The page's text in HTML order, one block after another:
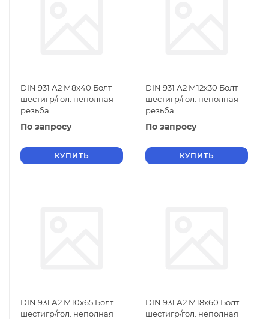
DIN 931 А2 М8х40 Болт
шестигр/гол. неполная
резьба
По запросу
КУПИТЬ
DIN 931 А2 М12х30 Болт
шестигр/гол. неполная
резьба
По запросу
КУПИТЬ
DIN 931 А2 М10х65 Болт
шестигр/гол. неполная
DIN 931 А2 М18х60 Болт
шестигр/гол. неполная